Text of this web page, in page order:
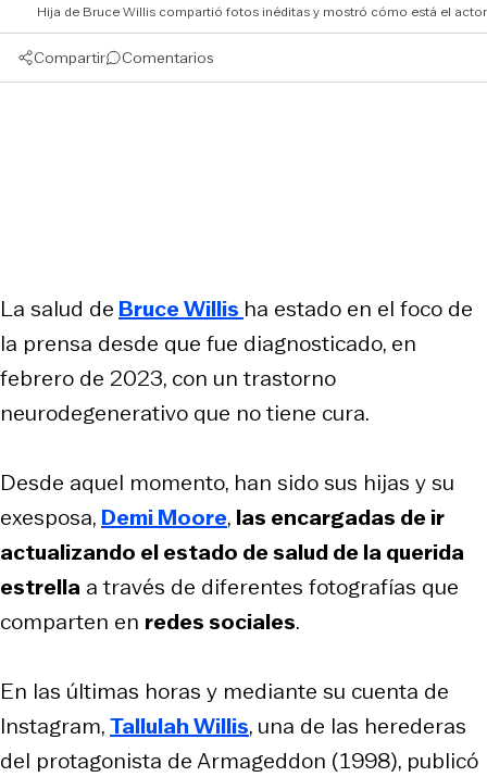
Hija de Bruce Willis compartió fotos inéditas y mostró cómo está el actor
Compartir Comentarios
La salud de Bruce Willis ha estado en el foco de
la prensa desde que fue diagnosticado, en
febrero de 2023, con un trastorno
neurodegenerativo que no tiene cura.
Desde aquel momento, han sido sus hijas y su
exesposa, Demi Moore, las encargadas de ir
actualizando el estado de salud de la querida
estrella a través de diferentes fotografías que
comparten en redes sociales.
En las últimas horas y mediante su cuenta de
Instagram,Tallulah Willis, una de las herederas
del protagonista de Armageddon (1998), publicó